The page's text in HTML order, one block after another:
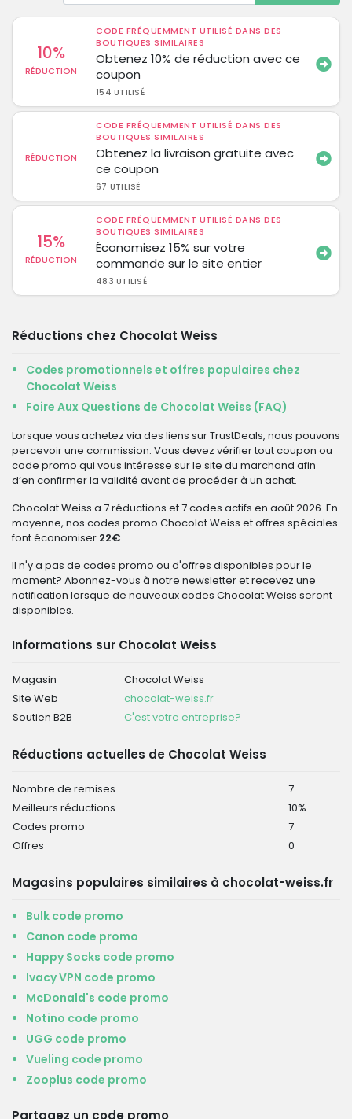
10%
RÉDUCTION
CODE FRÉQUEMMENT UTILISÉ DANS DES
BOUTIQUES SIMILAIRES
Obtenez 10% de réduction avec ce
coupon
154 UTILISÉ
RÉDUCTION
CODE FRÉQUEMMENT UTILISÉ DANS DES
BOUTIQUES SIMILAIRES
Obtenez la livraison gratuite avec
ce coupon
67 UTILISÉ
15%
RÉDUCTION
CODE FRÉQUEMMENT UTILISÉ DANS DES
BOUTIQUES SIMILAIRES
Économisez 15% sur votre
commande sur le site entier
483 UTILISÉ
Réductions chez Chocolat Weiss
Codes promotionnels et offres populaires chez
Chocolat Weiss
Foire Aux Questions de Chocolat Weiss (FAQ)
Lorsque vous achetez via des liens sur TrustDeals, nous pouvons
percevoir une commission. Vous devez vérifier tout coupon ou
code promo qui vous intéresse sur le site du marchand afin
d’en confirmer la validité avant de procéder à un achat.
Chocolat Weiss a 7 réductions et 7 codes actifs en août 2026. En
moyenne, nos codes promo Chocolat Weiss et offres spéciales
font économiser 22€.
Il n'y a pas de codes promo ou d'offres disponibles pour le
moment? Abonnez-vous à notre newsletter et recevez une
notification lorsque de nouveaux codes Chocolat Weiss seront
disponibles.
Informations sur Chocolat Weiss
Magasin
Chocolat Weiss
Site Web
chocolat-weiss.fr
Soutien B2B
C'est votre entreprise?
Réductions actuelles de Chocolat Weiss
Nombre de remises
7
Meilleurs réductions
10%
Codes promo
7
Offres
0
Magasins populaires similaires à chocolat-weiss.fr
Bulk code promo
Canon code promo
Happy Socks code promo
Ivacy VPN code promo
McDonald's code promo
Notino code promo
UGG code promo
Vueling code promo
Zooplus code promo
Partagez un code promo